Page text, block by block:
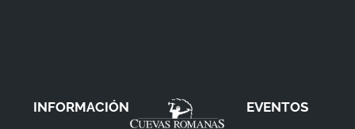
INFORMACIÓN
EVENTOS